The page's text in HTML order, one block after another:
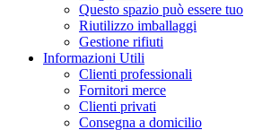
Questo spazio può essere tuo
Riutilizzo imballaggi
Gestione rifiuti
Informazioni Utili
Clienti professionali
Fornitori merce
Clienti privati
Consegna a domicilio